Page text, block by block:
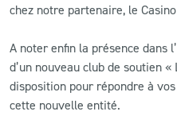
chez notre partenaire, le
A noter enfin la présence dans
d’un nouveau club de soutien
disposition pour répondre à
cette nouvelle entité.